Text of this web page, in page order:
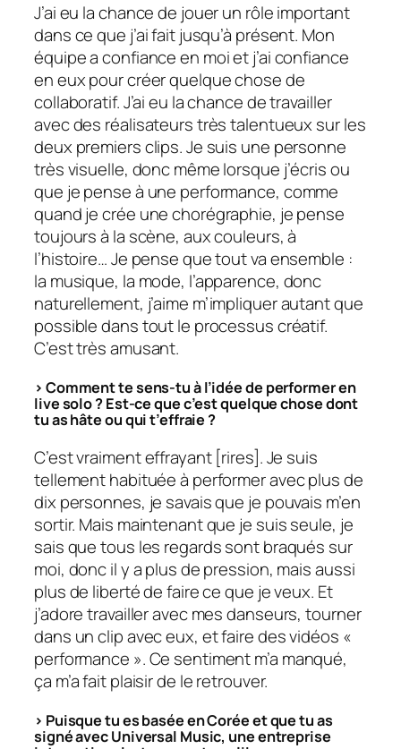
J’ai eu la chance de jouer un rôle important
dans ce que j’ai fait jusqu’à présent. Mon
équipe a confiance en moi et j’ai confiance
en eux pour créer quelque chose de
collaboratif. J’ai eu la chance de travailler
avec des réalisateurs très talentueux sur les
deux premiers clips. Je suis une personne
très visuelle, donc même lorsque j’écris ou
que je pense à une performance, comme
quand je crée une chorégraphie, je pense
toujours à la scène, aux couleurs, à
l’histoire… Je pense que tout va ensemble :
la musique, la mode, l’apparence, donc
naturellement, j’aime m’impliquer autant que
possible dans tout le processus créatif.
C’est très amusant.
> Comment te sens-tu à l’idée de performer en
live solo ? Est-ce que c’est quelque chose dont
tu as hâte ou qui t’effraie ?
C’est vraiment effrayant [rires]. Je suis
tellement habituée à performer avec plus de
dix personnes, je savais que je pouvais m’en
sortir. Mais maintenant que je suis seule, je
sais que tous les regards sont braqués sur
moi, donc il y a plus de pression, mais aussi
plus de liberté de faire ce que je veux. Et
j’adore travailler avec mes danseurs, tourner
dans un clip avec eux, et faire des vidéos «
performance ». Ce sentiment m’a manqué,
ça m’a fait plaisir de le retrouver.
> Puisque tu es basée en Corée et que tu as
signé avec Universal Music, une entreprise